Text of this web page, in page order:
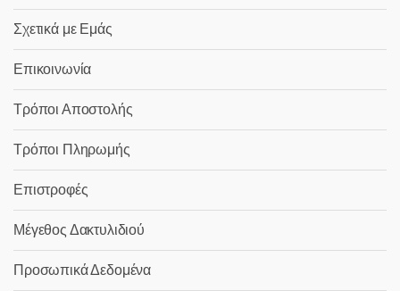
Σχετικά με Εμάς
Επικοινωνία
Τρόποι Αποστολής
Τρόποι Πληρωμής
Επιστροφές
Μέγεθος Δακτυλιδιού
Προσωπικά Δεδομένα